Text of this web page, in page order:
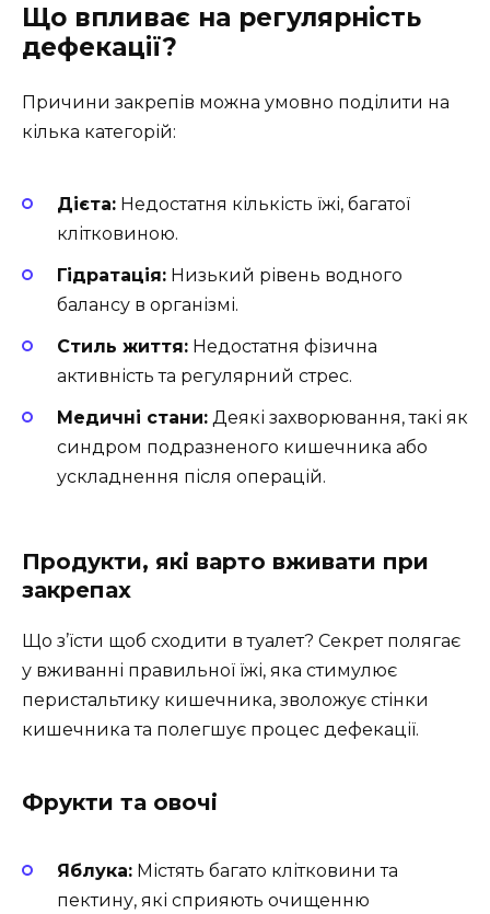
Що впливає на регулярність
дефекації?
Причини закрепів можна умовно поділити на
кілька категорій:
Дієта: Недостатня кількість їжі, багатої
клітковиною.
Гідратація: Низький рівень водного
балансу в організмі.
Стиль життя: Недостатня фізична
активність та регулярний стрес.
Медичні стани: Деякі захворювання, такі як
синдром подразненого кишечника або
ускладнення після операцій.
Продукти, які варто вживати при
закрепах
Що з’їсти щоб сходити в туалет? Секрет полягає
у вживанні правильної їжі, яка стимулює
перистальтику кишечника, зволожує стінки
кишечника та полегшує процес дефекації.
Фрукти та овочі
Яблука: Містять багато клітковини та
пектину, які сприяють очищенню